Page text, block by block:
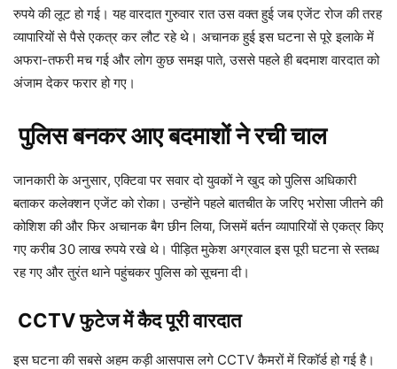
रुपये की लूट हो गई। यह वारदात गुरुवार रात उस वक्त हुई जब एजेंट रोज की तरह
व्यापारियों से पैसे एकत्र कर लौट रहे थे। अचानक हुई इस घटना से पूरे इलाके में
अफरा-तफरी मच गई और लोग कुछ समझ पाते, उससे पहले ही बदमाश वारदात को
अंजाम देकर फरार हो गए।
पुलिस बनकर आए बदमाशों ने रची चाल
जानकारी के अनुसार, एक्टिवा पर सवार दो युवकों ने खुद को पुलिस अधिकारी
बताकर कलेक्शन एजेंट को रोका। उन्होंने पहले बातचीत के जरिए भरोसा जीतने की
कोशिश की और फिर अचानक बैग छीन लिया, जिसमें बर्तन व्यापारियों से एकत्र किए
गए करीब 30 लाख रुपये रखे थे। पीड़ित मुकेश अग्रवाल इस पूरी घटना से स्तब्ध
रह गए और तुरंत थाने पहुंचकर पुलिस को सूचना दी।
CCTV फुटेज में कैद पूरी वारदात
इस घटना की सबसे अहम कड़ी आसपास लगे CCTV कैमरों में रिकॉर्ड हो गई है।